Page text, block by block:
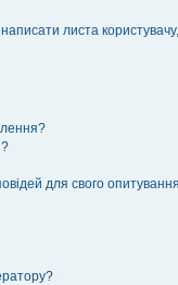
листа користувачу,
для свого